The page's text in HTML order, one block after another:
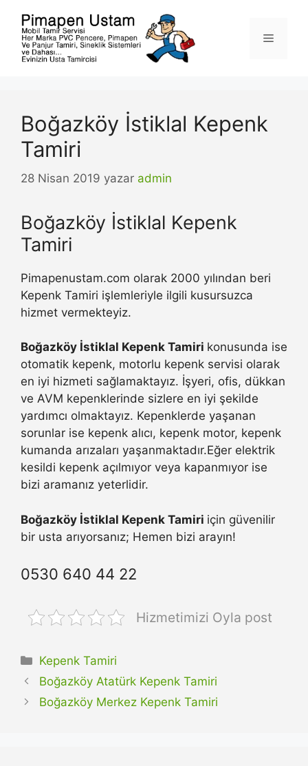
Menü
Boğazköy İstiklal Kepenk
Tamiri
28 Nisan 2019 yazar admin
Boğazköy İstiklal Kepenk
Tamiri
Pimapenustam.com olarak 2000 yılından beri
Kepenk Tamiri işlemleriyle ilgili kusursuzca
hizmet vermekteyiz.
Boğazköy İstiklal Kepenk Tamiri konusunda ise
otomatik kepenk, motorlu kepenk servisi olarak
en iyi hizmeti sağlamaktayız. İşyeri, ofis, dükkan
ve AVM kepenklerinde sizlere en iyi şekilde
yardımcı olmaktayız. Kepenklerde yaşanan
sorunlar ise kepenk alıcı, kepenk motor, kepenk
kumanda arızaları yaşanmaktadır.Eğer elektrik
kesildi kepenk açılmıyor veya kapanmıyor ise
bizi aramanız yeterlidir.
Boğazköy İstiklal Kepenk Tamiri için güvenilir
bir usta arıyorsanız; Hemen bizi arayın!
0530 640 44 22
Hizmetimizi Oyla post
Kategoriler
Kepenk Tamiri
Boğazköy Atatürk Kepenk Tamiri
Boğazköy Merkez Kepenk Tamiri